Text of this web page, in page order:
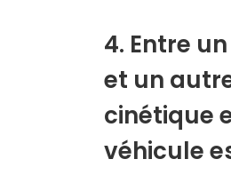
4. Entre
et un
cinétique
véhicule